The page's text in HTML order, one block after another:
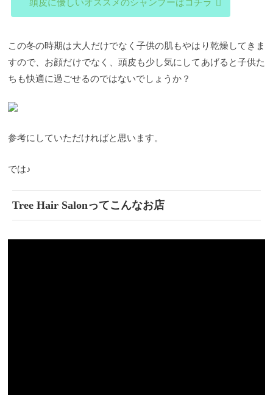
頭皮に優しいオススメのシャンプーはコチラ
この冬の時期は大人だけでなく子供の肌もやはり乾燥してきま
すので、お顔だけでなく、頭皮も少し気にしてあげると子供た
ちも快適に過ごせるのではないでしょうか？
参考にしていただければと思います。
では♪
Tree Hair Salonってこんなお店